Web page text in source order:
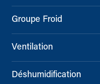
Groupe Froid
Ventilation
Déshumidification